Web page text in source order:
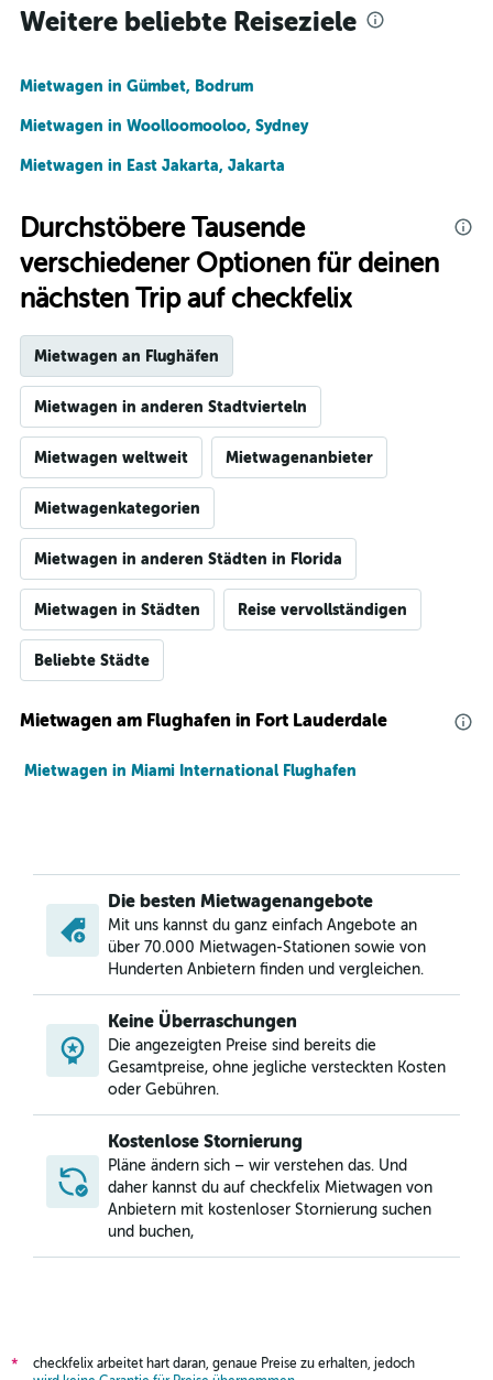
Weitere beliebte Reiseziele
Mietwagen in Gümbet, Bodrum
Mietwagen in Woolloomooloo, Sydney
Mietwagen in East Jakarta, Jakarta
Durchstöbere Tausende
verschiedener Optionen für deinen
nächsten Trip auf checkfelix
Mietwagen an Flughäfen
Mietwagen in anderen Stadtvierteln
Mietwagen weltweit Mietwagenanbieter
Mietwagenkategorien
Mietwagen in anderen Städten in Florida
Mietwagen in Städten Reise vervollständigen
Beliebte Städte
Mietwagen am Flughafen in Fort Lauderdale
Mietwagen in Miami International Flughafen
Die besten Mietwagenangebote
Mit uns kannst du ganz einfach Angebote an
über 70.000 Mietwagen-Stationen sowie von
Hunderten Anbietern finden und vergleichen.
Keine Überraschungen
Die angezeigten Preise sind bereits die
Gesamtpreise, ohne jegliche versteckten Kosten
oder Gebühren.
Kostenlose Stornierung
Pläne ändern sich – wir verstehen das. Und
daher kannst du auf checkfelix Mietwagen von
Anbietern mit kostenloser Stornierung suchen
und buchen,
*
checkfelix arbeitet hart daran, genaue Preise zu erhalten, jedoch